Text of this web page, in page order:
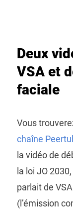
Deux
VSA et
faciale
Vous
chaîne
la vidéo de
la loi JO
parlait de
(l’émission